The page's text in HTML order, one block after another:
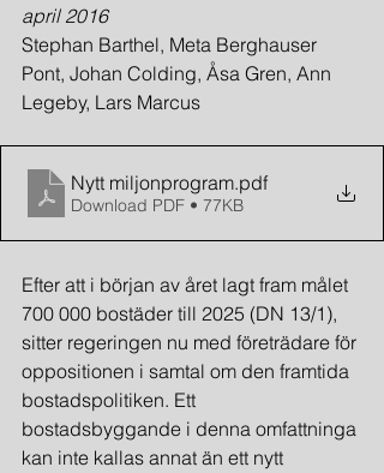
april 2016
Stephan Barthel, Meta Berghauser
Pont, Johan Colding, Åsa Gren, Ann
Legeby, Lars Marcus
Nytt miljonprogram.pdf
Download PDF • 77KB
Efter att i början av året lagt fram målet
700 000 bostäder till 2025 (DN 13/1),
sitter regeringen nu med företrädare för
oppositionen i samtal om den framtida
bostadspolitiken. Ett
bostadsbyggande i denna omfattninga
kan inte kallas annat än ett nytt